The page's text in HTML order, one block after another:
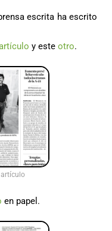
escrita ha escrito
y este otro.
artículo
en papel.